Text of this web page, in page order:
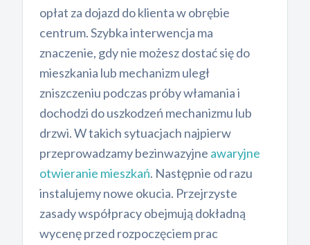
opłat za dojazd do klienta w obrębie
centrum. Szybka interwencja ma
znaczenie, gdy nie możesz dostać się do
mieszkania lub mechanizm uległ
zniszczeniu podczas próby włamania i
dochodzi do uszkodzeń mechanizmu lub
drzwi. W takich sytuacjach najpierw
przeprowadzamy bezinwazyjne awaryjne
otwieranie mieszkań. Następnie od razu
instalujemy nowe okucia. Przejrzyste
zasady współpracy obejmują dokładną
wycenę przed rozpoczęciem prac